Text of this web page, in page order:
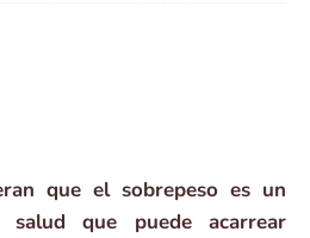
que el sobrepeso es un
que puede acarrear